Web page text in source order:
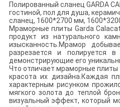
Полированный сланец GARDA
гостиной, пол для душа,
сланец, 1600*2700 мм,
Мраморные плиты Garda
продукт из натурального
изысканность.Мрамор
разрезается и полируется
демонстрирующие его
Что отличает мраморные плиты
красота их дизайна.Каждая
характерным рисунком
мягкого золота до теплой
визуальный эффект, который